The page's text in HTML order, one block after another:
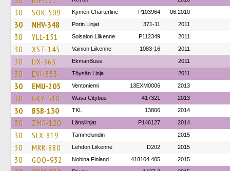
30 SOK-509 Kymen Charterline P103964 06.2010
30 NHV-348 Porin Linjat 371-11 2011
30 YLL-151 Soisalon Liikenne P112349 2011
30 XST-145 Vainion Liikenne 1083-16 2011
30 IJX-363 EkmanBuss 2011
30 EVI-353 Töysän Linja 2011
30 EMU-205 Ventoniemi 13EXM0006 2013
30 GKY-518 Wasa Citybus 417321 2013
30 BSB-130 TKL 13806 2014
30 ZMR-120 Länsilinjat P146127 2014
30 SLX-819 Tammelundin 2015
30 MRR-880 Lehdon Liikenne D202 2015
30 GOO-932 Nobina Finland 418104 405 2015